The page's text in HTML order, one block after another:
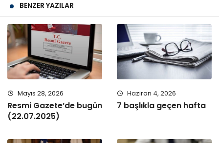
BENZER YAZILAR
Mayıs 28, 2026
Resmi Gazete’de bugün
(22.07.2025)
Haziran 4, 2026
7 başlıkla geçen hafta